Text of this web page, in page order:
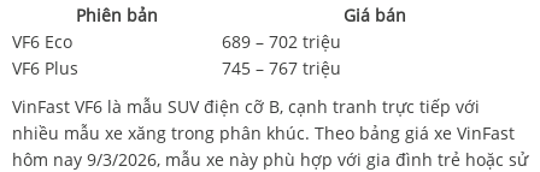
Phiên bản
Giá bán
VF6 Eco
689 – 702 triệu
VF6 Plus
745 – 767 triệu
VinFast VF6 là mẫu SUV điện cỡ B, cạnh tranh trực tiếp với
nhiều mẫu xe xăng trong phân khúc. Theo bảng giá xe VinFast
hôm nay 9/3/2026, mẫu xe này phù hợp với gia đình trẻ hoặc sử